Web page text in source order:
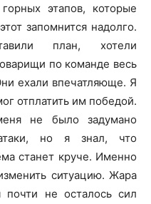
этапов, которые
запомнится надолго.
план, хотели
по команде весь
ехали впечатляюще. Я
отплатить им победой.
не было задумано
но я знал, что
станет круче. Именно
ситуацию. Жара
не осталось сил